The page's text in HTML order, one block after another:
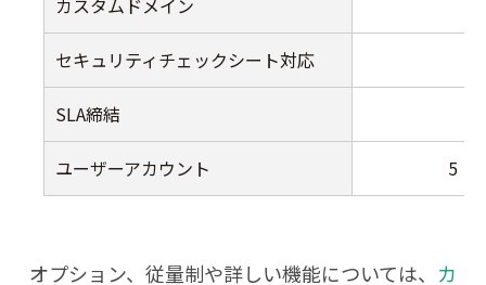
セキュリティチェックシート対応
SLA締結
ユーザーアカウント 5
オプション、従量制や詳しい機能については、 カ